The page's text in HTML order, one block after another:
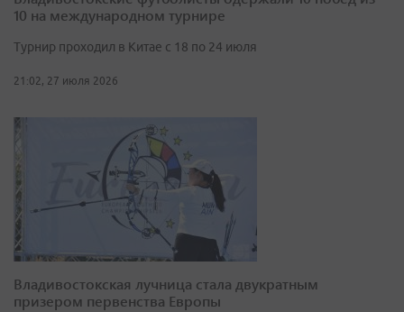
10 на международном турнире
Турнир проходил в Китае с 18 по 24 июля
21:02, 27 июля 2026
Владивостокская лучница стала двукратным
призером первенства Европы